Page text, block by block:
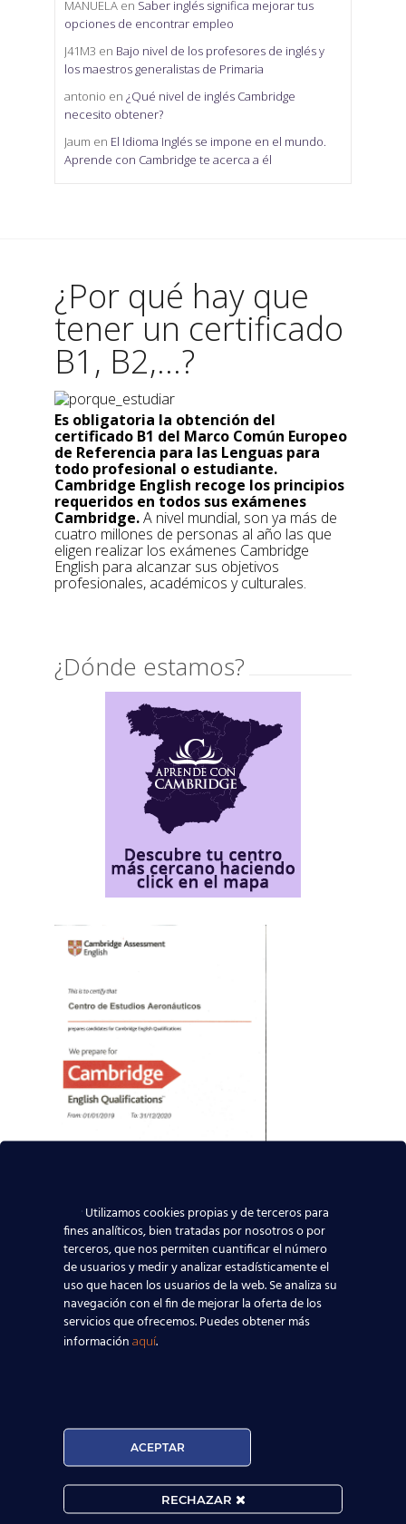
MANUELA en Saber inglés significa mejorar tus
opciones de encontrar empleo
J41M3 en Bajo nivel de los profesores de inglés y
los maestros generalistas de Primaria
antonio en ¿Qué nivel de inglés Cambridge
necesito obtener?
Jaum en El Idioma Inglés se impone en el mundo.
Aprende con Cambridge te acerca a él
¿Por qué hay que
tener un certificado
B1, B2,...?
Es obligatoria la obtención del
certificado B1 del Marco Común Europeo
de Referencia para las Lenguas para
todo profesional o estudiante.
Cambridge English recoge los principios
requeridos en todos sus exámenes
Cambridge.A nivel mundial, son ya más de
cuatro millones de personas al año las que
eligen realizar los exámenes Cambridge
English para alcanzar sus objetivos
profesionales, académicos y culturales.
¿Dónde estamos?
Horarios Flexibles.
Utilizamos cookies propias y de terceros para
fines analíticos, bien tratadas por nosotros o por
terceros, que nos permiten cuantificar el número
de usuarios y medir y analizar estadísticamente el
uso que hacen los usuarios de la web. Se analiza su
navegación con el fin de mejorar la oferta de los
servicios que ofrecemos. Puedes obtener más
información aquí.
ACEPTAR
RECHAZAR